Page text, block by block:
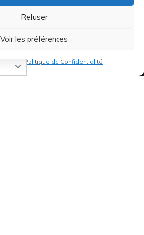
Refuser
Voir les préférences
Politique de Confidentialité